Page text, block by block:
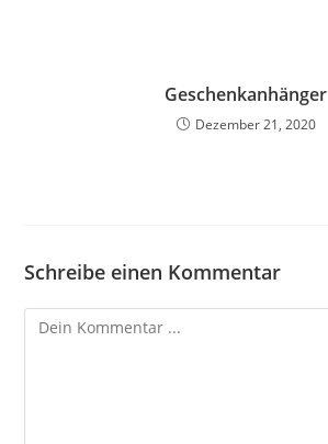
Geschenkanhänger
Dezember 21, 2020
Schreibe einen Kommentar